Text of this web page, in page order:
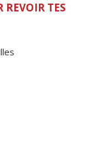
REVOIR TES